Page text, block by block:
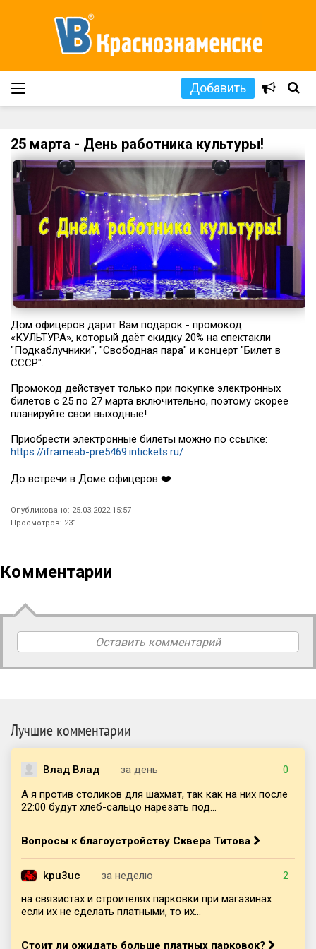
Добавить
25 марта - День работника культуры!
Дом офицеров дарит Вам подарок - промокод
«КУЛЬТУРА», который даёт скидку 20% на спектакли
"Подкаблучники", "Свободная пара" и концерт "Билет в
СССР".
Промокод действует только при покупке электронных
билетов с 25 по 27 марта включительно, поэтому скорее
планируйте свои выходные!
Приобрести электронные билеты можно по ссылке:
https://iframeab-pre5469.intickets.ru/
До встречи в Доме офицеров ❤️
Опубликовано: 25.03.2022 15:57
Просмотров: 231
Комментарии
Оставить комментарий
Лучшие комментарии
Влад Влад за день
0
А я против столиков для шахмат, так как на них после
22:00 будут хлеб-сальцо нарезать под...
Вопросы к благоустройству Сквера Титова
kpu3uc за неделю
2
на связистах и строителях парковки при магазинах
если их не сделать платными, то их...
Стоит ли ожидать больше платных парковок?